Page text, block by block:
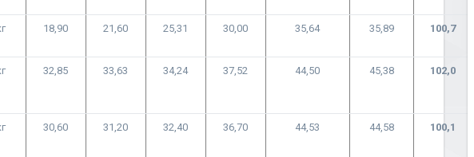
18,90 21,60 25,31 30,00 35,64 35,89 100,7
32,85 33,63 34,24 37,52 44,50 45,38 102,0
30,60 31,20 32,40 36,70 44,53 44,58 100,1